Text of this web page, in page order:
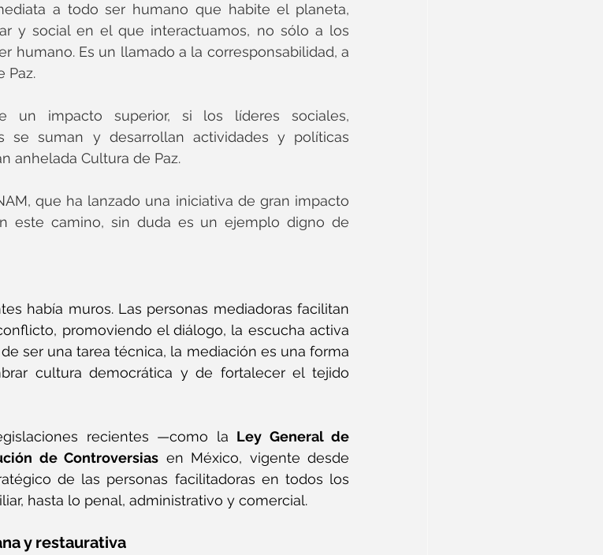
a todo ser humano que habite el planeta,
y social en el que interactuamos, no sólo a los
humano. Es un llamado a la corresponsabilidad, a
Paz.
un impacto superior, si los líderes sociales,
se suman y desarrollan actividades y políticas
anhelada Cultura de Paz.
que ha lanzado una iniciativa de gran impacto
este camino, sin duda es un ejemplo digno de
había muros. Las personas mediadoras facilitan
promoviendo el diálogo, la escucha activa
ser una tarea técnica, la mediación es una forma
cultura democrática y de fortalecer el tejido
recientes —como la Ley General de
de Controversias en México, vigente desde
de las personas facilitadoras en todos los
hasta lo penal, administrativo y comercial.
y restaurativa